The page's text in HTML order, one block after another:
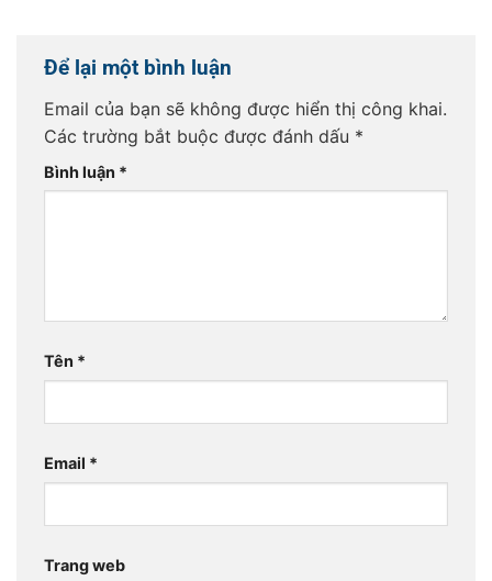
Để lại một bình luận
Email của bạn sẽ không được hiển thị công khai.
Các trường bắt buộc được đánh dấu *
Bình luận *
Tên *
Email *
Trang web